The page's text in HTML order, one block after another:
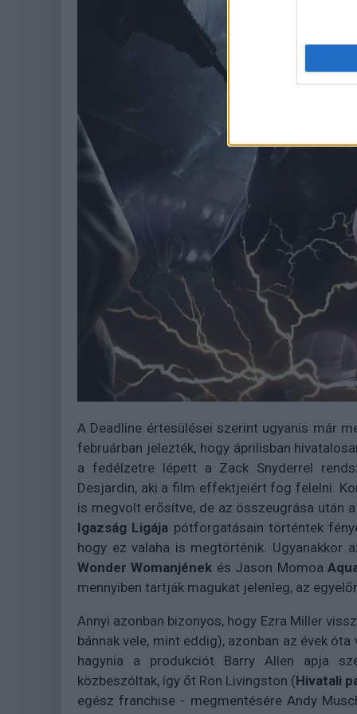
A Deadline értesülései szerint ugyanis már
februárban jelezték, hogy áprilisban
a fedélzetre lépett a Zack Snyderrel
Desjardin, aki a film effektjeiért fog felelni.
is megvolt erősítve, de az összeugrása után
Igazság Ligája pótforgatásain történtek
hogy ez valaha is megtörténik. Ugyanakkor
Wonder Womanjének és Jason Momoa
mennyiben tartják magukat jelenleg, az
Annyi azonban bizonyos, hogy Ezra Miller
bánnak vele, mint eddig), azonban az évek
hagynia a produkciót Barry Allen apja
közbeszóltak, így őt Ron Livingston (Hivatali
egész franchise - megmentésére Andy